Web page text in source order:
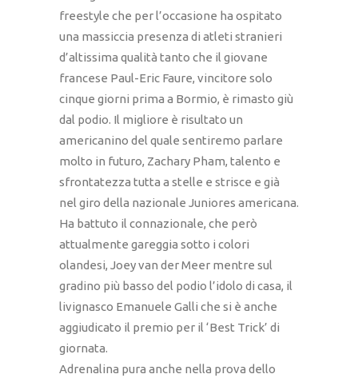
freestyle che per l’occasione ha ospitato
una massiccia presenza di atleti stranieri
d’altissima qualità tanto che il giovane
francese Paul-Eric Faure, vincitore solo
cinque giorni prima a Bormio, è rimasto giù
dal podio. Il migliore è risultato un
americanino del quale sentiremo parlare
molto in futuro, Zachary Pham, talento e
sfrontatezza tutta a stelle e strisce e già
nel giro della nazionale Juniores americana.
Ha battuto il connazionale, che però
attualmente gareggia sotto i colori
olandesi, Joey van der Meer mentre sul
gradino più basso del podio l’idolo di casa, il
livignasco Emanuele Galli che si è anche
aggiudicato il premio per il ‘Best Trick’ di
giornata.
Adrenalina pura anche nella prova dello